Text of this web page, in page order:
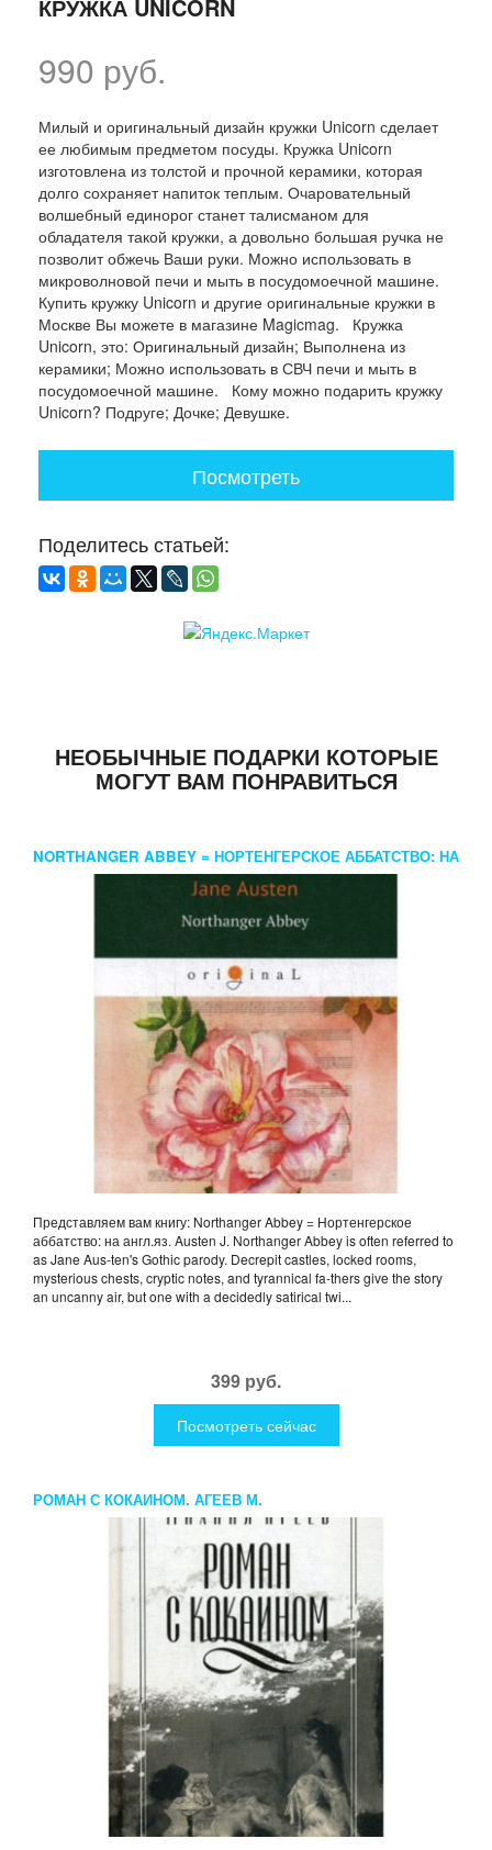
КРУЖКА UNICORN
990 руб.
Милый и оригинальный дизайн кружки Unicorn сделает
ее любимым предметом посуды. Кружка Unicorn
изготовлена из толстой и прочной керамики, которая
долго сохраняет напиток теплым. Очаровательный
волшебный единорог станет талисманом для
обладателя такой кружки, а довольно большая ручка не
позволит обжечь Ваши руки. Можно использовать в
микроволновой печи и мыть в посудомоечной машине.
Купить кружку Unicorn и другие оригинальные кружки в
Москве Вы можете в магазине Magicmag. Кружка
Unicorn, это: Оригинальный дизайн; Выполнена из
керамики; Можно использовать в СВЧ печи и мыть в
посудомоечной машине. Кому можно подарить кружку
Unicorn? Подруге; Дочке; Девушке.
Посмотреть
Поделитесь статьей:
НЕОБЫЧНЫЕ ПОДАРКИ КОТОРЫЕ
МОГУТ ВАМ ПОНРАВИТЬСЯ
NORTHANGER ABBEY = НОРТЕНГЕРСКОЕ АББАТСТВО: НА
АНГЛ.ЯЗ. AUSTEN J.
Представляем вам книгу: Northanger Abbey = Нортенгерское
аббатство: на англ.яз. Austen J. Northanger Abbey is often referred to
as Jane Aus-ten's Gothic parody. Decrepit castles, locked rooms,
mysterious chests, cryptic notes, and tyrannical fa-thers give the story
an uncanny air, but one with a decidedly satirical twi...
399 руб.
Посмотреть сейчас
РОМАН С КОКАИНОМ. АГЕЕВ М.